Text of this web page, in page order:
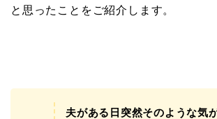
と思ったことをご紹介します。
夫がある日突然そのような気